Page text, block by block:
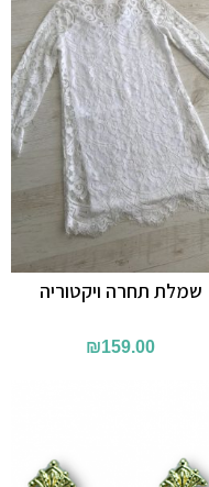
שמלת תחרה ויקטוריה
₪159.00